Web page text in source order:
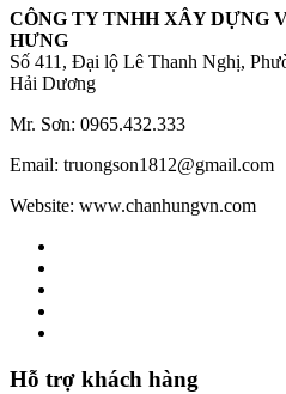
CÔNG TY TNHH XÂY DỰNG
HƯNG
Số 411, Đại lộ Lê Thanh Nghị,
Hải Dương
Mr. Sơn: 0965.432.333
Email: truongson1812@gmail.com
Website: www.chanhungvn.com
Hỗ trợ khách hàng